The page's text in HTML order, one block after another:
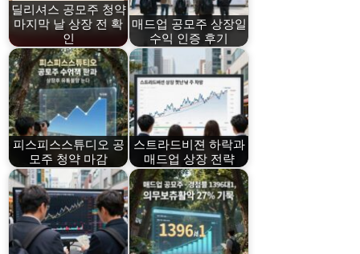
딜리셔스 공모주 청약
마지막 날 상장 전 확
인
매드업 공모주 상장일
수익 인증 후기
피스피스스튜디오 공
모주 청약 마감
스트라드비젼 하락과
매드업 상장 전략